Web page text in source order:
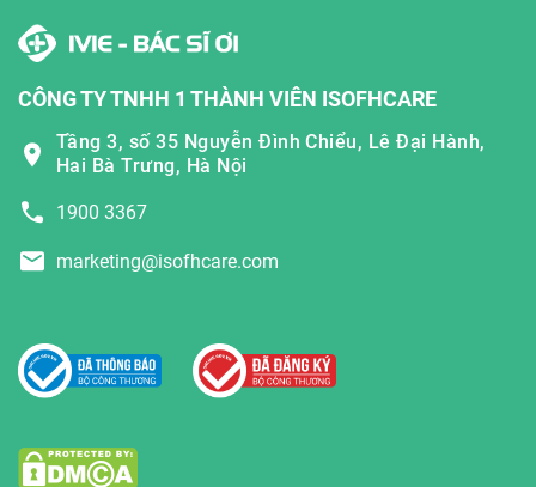
CÔNG TY TNHH 1 THÀNH VIÊN ISOFHCARE
Tầng 3, số 35 Nguyễn Đình Chiểu, Lê Đại Hành,
Hai Bà Trưng, Hà Nội
1900 3367
marketing@isofhcare.com